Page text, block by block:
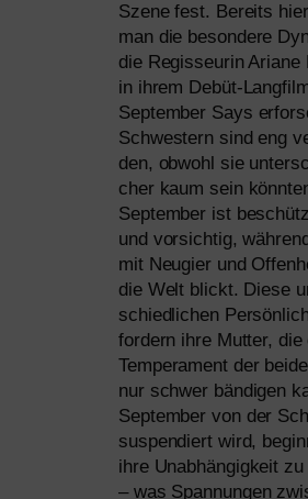
Szene fest. Bereits
man die beson­de­re
die Regisseurin Ariane
in ihrem Debüt-
September Says
Schwestern sind eng
den, obwohl sie
cher kaum sein
September ist
und vor­sich­tig,
mit Neugier und
die Welt blickt. Diese
schied­li­chen
for­dern ihre Mutter, die
Temperament der
nur schwer bän­di­gen
September von der
sus­pen­diert wird,
ihre Unabhängigkeit
– was Spannungen